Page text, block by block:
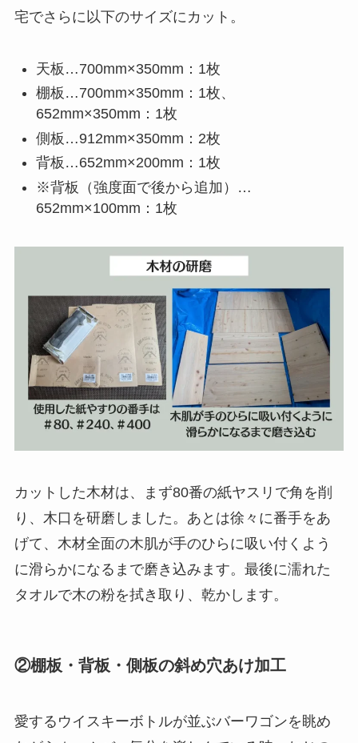
宅でさらに以下のサイズにカット。
天板…700mm×350mm：1枚
棚板…700mm×350mm：1枚、
652mm×350mm：1枚
側板…912mm×350mm：2枚
背板…652mm×200mm：1枚
※背板（強度面で後から追加）…
652mm×100mm：1枚
カットした木材は、まず80番の紙ヤスリで角を削
り、木口を研磨しました。あとは徐々に番手をあ
げて、木材全面の木肌が手のひらに吸い付くよう
に滑らかになるまで磨き込みます。最後に濡れた
タオルで木の粉を拭き取り、乾かします。
②棚板・背板・側板の斜め穴あけ加工
愛するウイスキーボトルが並ぶバーワゴンを眺め